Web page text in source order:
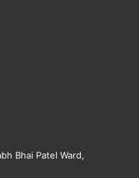
Bhai Patel Ward,